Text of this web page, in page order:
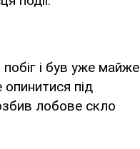
і був уже майже
під
лобове скло